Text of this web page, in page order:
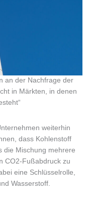
an der Nachfrage der
in Märkten, in denen
weiterhin
dass Kohlenstoff
die Mischung mehrere
CO2-Fußabdruck zu
eine Schlüsselrolle,
Wasserstoff.